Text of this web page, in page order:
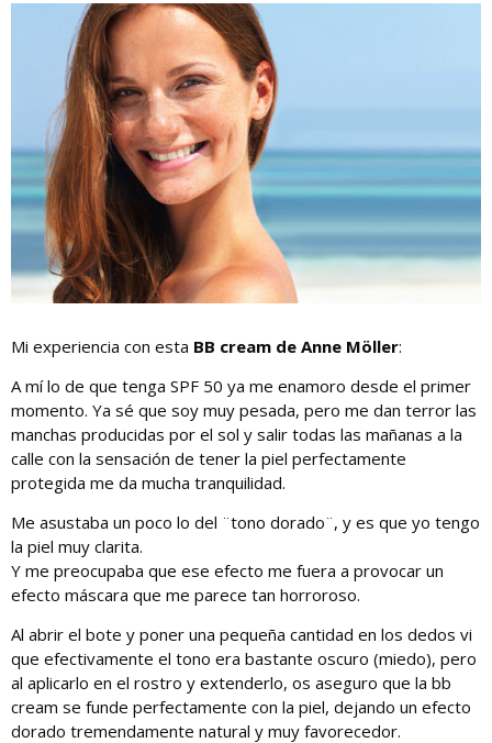
Mi experiencia con esta BB cream de Anne Möller:
A mí lo de que tenga SPF 50 ya me enamoro desde el primer
momento. Ya sé que soy muy pesada, pero me dan terror las
manchas producidas por el sol y salir todas las mañanas a la
calle con la sensación de tener la piel perfectamente
protegida me da mucha tranquilidad.
Me asustaba un poco lo del ¨tono dorado¨, y es que yo tengo
la piel muy clarita.
Y me preocupaba que ese efecto me fuera a provocar un
efecto máscara que me parece tan horroroso.
Al abrir el bote y poner una pequeña cantidad en los dedos vi
que efectivamente el tono era bastante oscuro (miedo), pero
al aplicarlo en el rostro y extenderlo, os aseguro que la bb
cream se funde perfectamente con la piel, dejando un efecto
dorado tremendamente natural y muy favorecedor.